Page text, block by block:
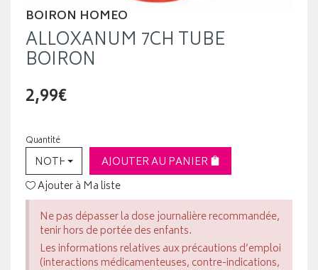
BOIRON HOMEO
ALLOXANUM 7CH TUBE
BOIRON
2,99€
Quantité
NOTHING SELECTEDAJOUTER AU PANIER
Ajouter à Ma liste
Ne pas dépasser la dose journalière recommandée,
tenir hors de portée des enfants.
Les informations relatives aux précautions d’emploi
(interactions médicamenteuses, contre-indications,